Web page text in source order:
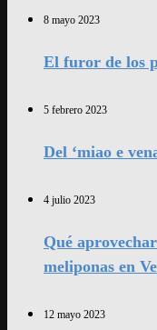
8 mayo 2023
El furor de los
5 febrero 2023
Del ‘miao e
4 julio 2023
Qué
meliponas en
12 mayo 2023